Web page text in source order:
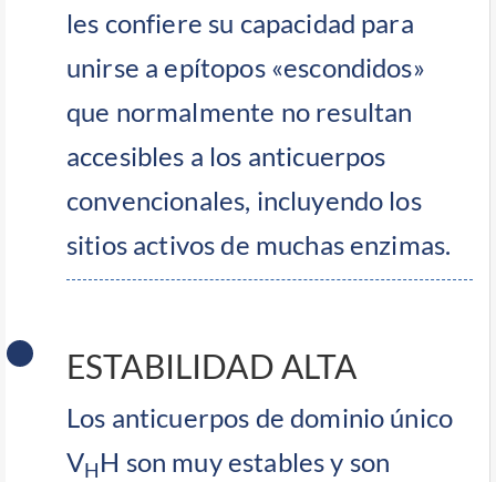
les confiere su capacidad para
unirse a epítopos «escondidos»
que normalmente no resultan
accesibles a los anticuerpos
convencionales, incluyendo los
sitios activos de muchas enzimas.
ESTABILIDAD ALTA
Los anticuerpos de dominio único
VHH son muy estables y son